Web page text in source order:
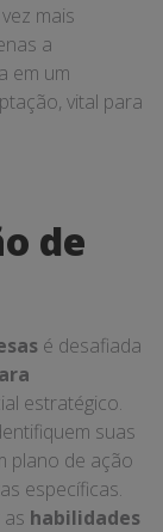
mais
a
em um
vital para
de
é desafiada
estratégico.
suas
plano de ação
específicas.
habilidades